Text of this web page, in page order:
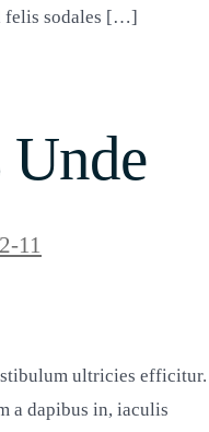
felis sodales […]
Unde
11
ultricies efficitur.
a dapibus in, iaculis